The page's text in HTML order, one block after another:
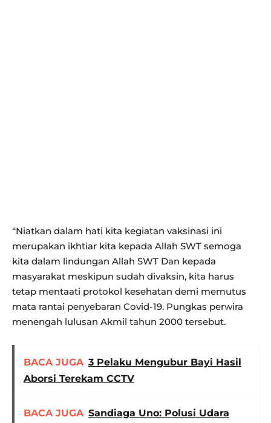
“Niatkan dalam hati kita kegiatan vaksinasi ini
merupakan ikhtiar kita kepada Allah SWT semoga
kita dalam lindungan Allah SWT Dan kepada
masyarakat meskipun sudah divaksin, kita harus
tetap mentaati protokol kesehatan demi memutus
mata rantai penyebaran Covid-19. Pungkas perwira
menengah lulusan Akmil tahun 2000 tersebut.
BACA JUGA 3 Pelaku Mengubur Bayi Hasil
Aborsi Terekam CCTV
BACA JUGA Sandiaga Uno: Polusi Udara